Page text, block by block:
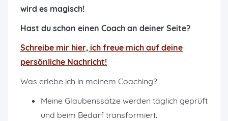
wird es magisch!
Hast du schon einen Coach an deiner Seite?
Schreibe mir hier, ich freue mich auf deine
persönliche Nachricht!
Was erlebe ich in meinem Coaching?
Meine Glaubenssätze werden täglich geprüft
und beim Bedarf transformiert.